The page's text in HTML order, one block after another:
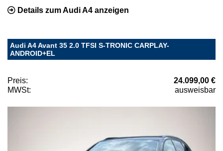
Details zum Audi A4 anzeigen
Audi A4 Avant 35 2.0 TFSI S-TRONIC CARPLAY-
ANDROID+EL
Preis:
24.099,00 €
MWSt:
ausweisbar